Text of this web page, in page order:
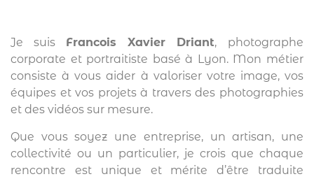
Je suis Francois Xavier Driant, photographe
corporate et portraitiste basé à Lyon. Mon métier
consiste à vous aider à valoriser votre image, vos
équipes et vos projets à travers des photographies
et des vidéos sur mesure.
Que vous soyez une entreprise, un artisan, une
collectivité ou un particulier, je crois que chaque
rencontre est unique et mérite d’être traduite